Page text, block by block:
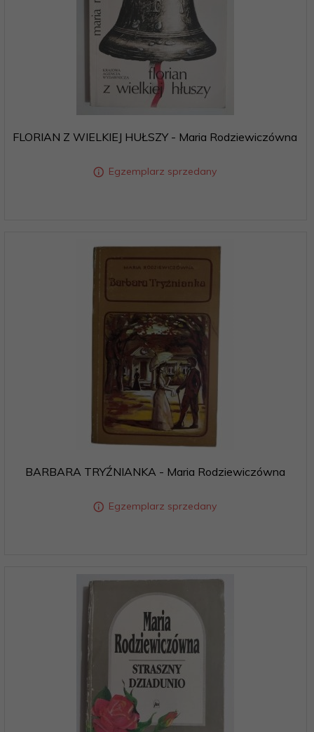
FLORIAN Z WIELKIEJ HUŁSZY - Maria Rodziewiczówna
Egzemplarz sprzedany
BARBARA TRYŹNIANKA - Maria Rodziewiczówna
Egzemplarz sprzedany